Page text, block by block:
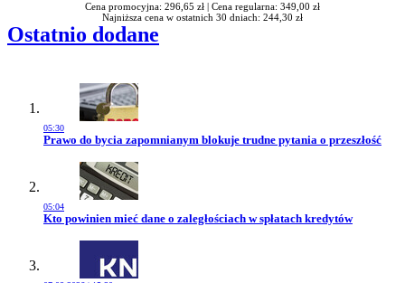
Cena promocyjna: 296,65 zł | Cena regularna: 349,00 zł
Najniższa cena w ostatnich 30 dniach: 244,30 zł
Ostatnio dodane
05:30
Przejdź do artykułu:
Prawo do bycia zapomnianym blokuje trudne pytania o przeszłość
05:04
Przejdź do artykułu:
Kto powinien mieć dane o zaległościach w spłatach kredytów